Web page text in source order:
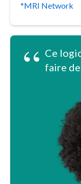
*MRI Network
“ Ce
faire